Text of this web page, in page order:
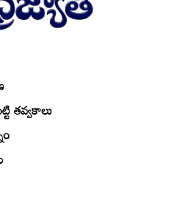
తవ్వకాలు